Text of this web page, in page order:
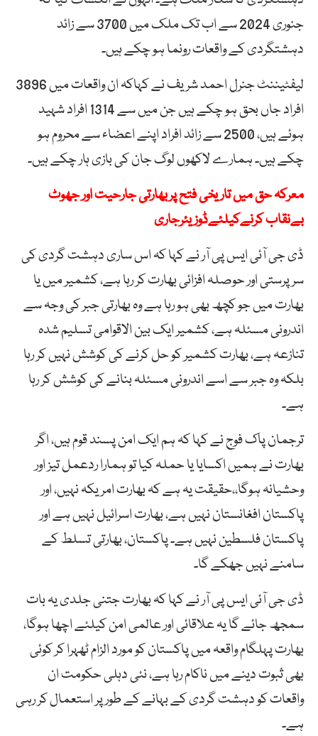
جنوری 2024 سے اب تک ملک میں 3700 سے زائد
دہشتگردی کے واقعات رونما ہو چکے ہیں۔
لیفٹیننٹ جنرل احمد شریف نے کہاکہ ان واقعات میں 3896
افراد جاں بحق ہو چکے ہیں جن میں سے 1314 افراد شہید
ہوئے ہیں، 2500 سے زائد افراد اپنے اعضاء سے محروم ہو
چکے ہیں۔ ہمارے لاکھوں لوگ جان کی بازی ہار چکے ہیں۔
معرکہ حق میں تاریخی فتح پربھارتی جارحیت اور جھوٹ
بےنقاب کرنےکیلئےڈوزیئرجاری
ڈی جی آئی ایس پی آر نے کہا کہ اس ساری دہشت گردی کی
سرپرستی اور حوصلہ افزائی بھارت کر رہا ہے، کشمیر میں یا
بھارت میں جو کچھ بھی ہو رہا ہے وہ بھارتی جبر کی وجہ سے
اندرونی مسئلہ ہے، کشمیر ایک بین الاقوامی تسلیم شدہ
تنازعہ ہے، بھارت کشمیر کو حل کرنے کی کوشش نہیں کر رہا
بلکہ وہ جبر سے اسے اندرونی مسئلہ بنانے کی کوشش کر رہا
ہے۔
ترجمان پاک فوج نے کہا کہ ہم ایک امن پسند قوم ہیں، اگر
بھارت نے ہمیں اکسایا یا حملہ کیا تو ہمارا ردعمل تیز اور
وحشیانہ ہوگا،،حقیقت یہ ہے کہ بھارت امریکہ نہیں، اور
پاکستان افغانستان نہیں ہے، بھارت اسرائیل نہیں ہے اور
پاکستان فلسطین نہیں ہے۔ پاکستان، بھارتی تسلط کے
سامنے نہیں جھکے گا۔
ڈی جی آئی ایس پی آر نے کہا کہ بھارت جتنی جلدی یہ بات
سمجھ جائے گا یہ علاقائی اور عالمی امن کیلئے اچھا ہوگا،
بھارت پہلگام واقعہ میں پاکستان کو مورد الزام ٹھہرا کر کوئی
بھی ثبوت دینے میں ناکام رہا ہے، نئی دہلی حکومت ان
واقعات کو دہشت گردی کے بہانے کے طور پر استعمال کر رہی
ہے۔